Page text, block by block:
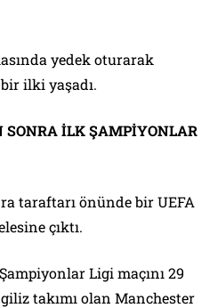
yedek oturarak
ilki yaşadı.
SONRA İLK ŞAMPİYONLAR
taraftarı önünde bir UEFA
çıktı.
Ligi maçını 29
takımı olan Manchester